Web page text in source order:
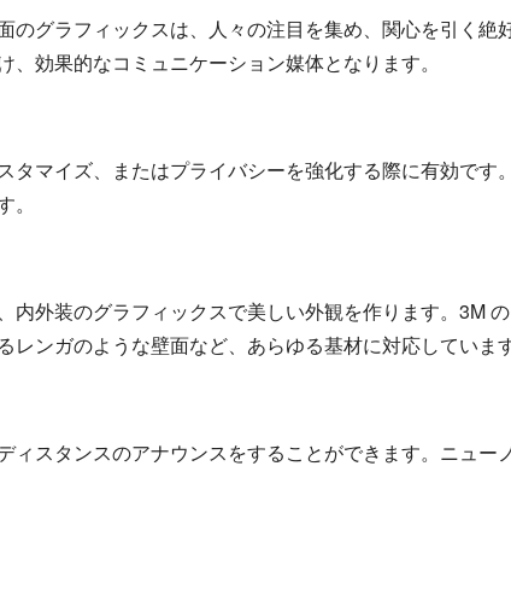
グラフィックスは、人々の注目を集め、関心を引く絶
効果的なコミュニケーション媒体となります。
マイズ、またはプライバシーを強化する際に有効です
外装のグラフィックスで美しい外観を作ります。3M
ンガのような壁面など、あらゆる基材に対応しています
スタンスのアナウンスをすることができます。ニュー